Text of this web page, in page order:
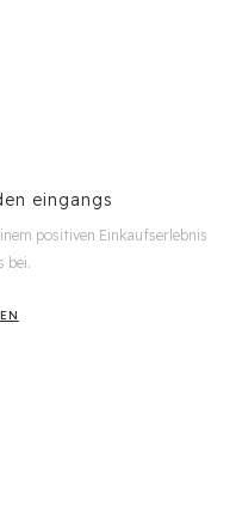
eingangs
positiven Einkaufserlebnis
bei.